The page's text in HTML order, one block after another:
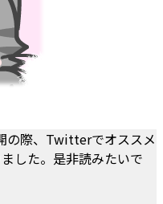
の際、Twitterでオススメ
した。是非読みたいで